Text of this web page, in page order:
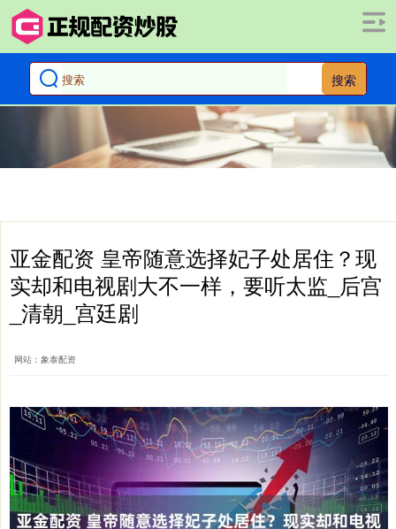
搜索
亚金配资 皇帝随意选择妃子处居住？现
实却和电视剧大不一样，要听太监_后宫
_清朝_宫廷剧
网站：象泰配资